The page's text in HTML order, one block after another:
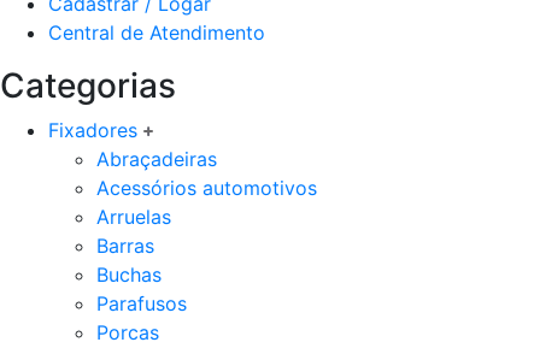
Central de Atendimento
Categorias
Fixadores
Abraçadeiras
Acessórios automotivos
Arruelas
Barras
Buchas
Parafusos
Porcas